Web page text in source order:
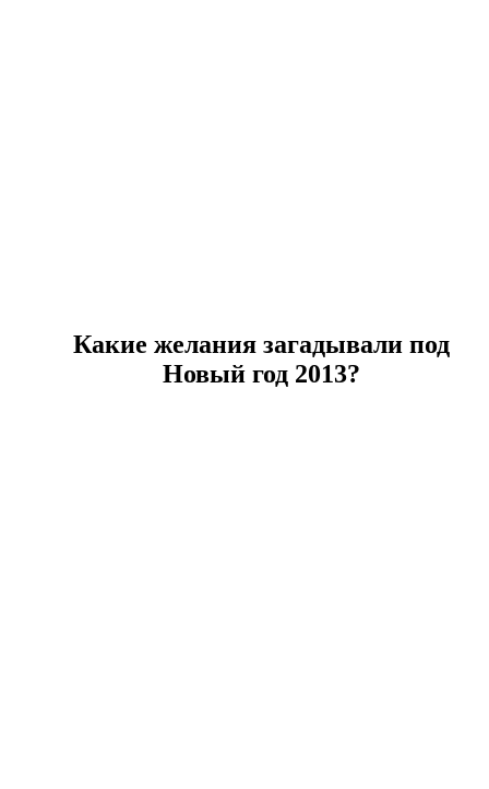
Какие желания загадывали под
Новый год 2013?